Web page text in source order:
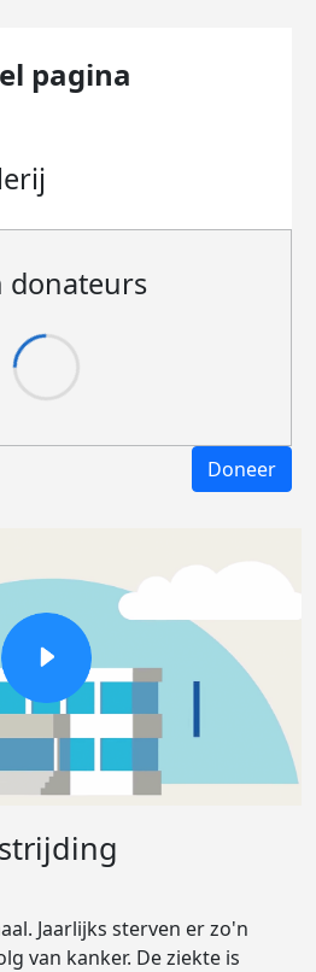
pagina
donateurs
Doneer
Jaarlijks sterven er zo'n
van kanker. De ziekte is